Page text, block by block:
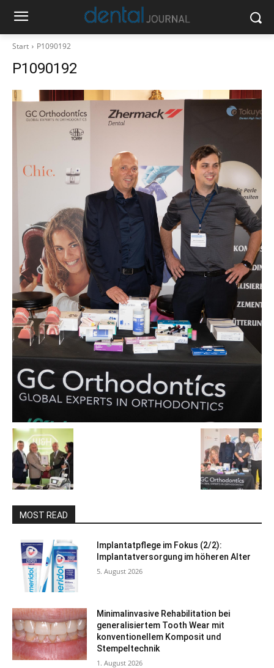
Start P1090192
P1090192
MOST READ
Implantatpflege im Fokus (2/2):
Implantatversorgung im höheren Alter
5. August 2026
Minimalinvasive Rehabilitation bei
generalisiertem Tooth Wear mit
konventionellem Komposit und
Stempeltechnik
1. August 2026